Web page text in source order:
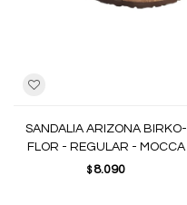
SANDALIA ARIZONA BIRKO-
FLOR - REGULAR - MOCCA
$ 8.090